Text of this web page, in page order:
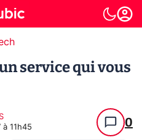
service qui vous
11h45 0